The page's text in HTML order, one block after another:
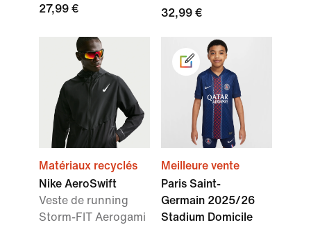
27,99 €
32,99 €
Matériaux recyclés
Nike AeroSwift
Veste de running
Storm-FIT Aerogami
Meilleure vente
Paris Saint-
Germain 2025/26
Stadium Domicile